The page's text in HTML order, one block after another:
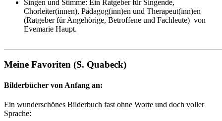
Singen und Stimme: Ein Ratgeber für Singende,
Chorleiter(innen), Pädagog(inn)en und Therapeut(inn)en
(Ratgeber für Angehörige, Betroffene und Fachleute) von
Evemarie Haupt.
Meine Favoriten (S. Quabeck)
Bilderbücher von Anfang an:
Ein wunderschönes Bilderbuch fast ohne Worte und doch voller
Sprache: